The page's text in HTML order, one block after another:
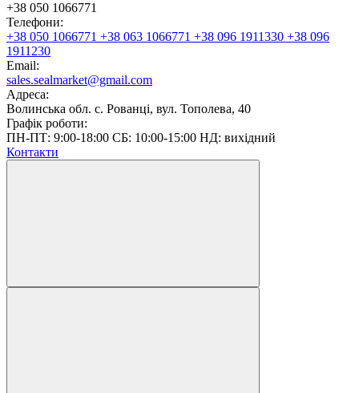
+38 050 1066771
Телефони:
+38 050 1066771 +38 063 1066771 +38 096 1911330 +38 096
1911230
Email:
sales.sealmarket@gmail.com
Адреса:
Волинська обл. с. Рованці, вул. Тополева, 40
Графік роботи:
ПН-ПТ: 9:00-18:00 СБ: 10:00-15:00 НД: вихідний
Контакти